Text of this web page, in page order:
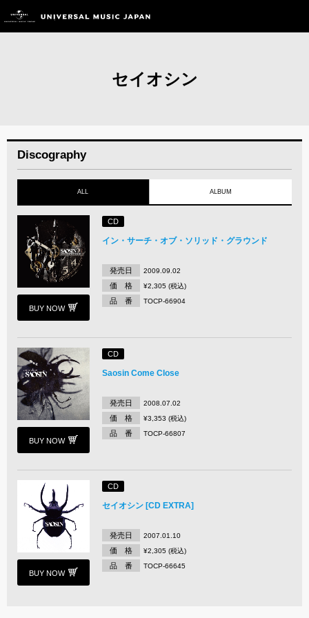
セイオシン
Discography
ALL ALBUM
BUY NOW
CD
イン・サーチ・オブ・ソリッド・グラウンド
発売日 2009.09.02
価 格 ¥2,305 (税込)
品 番 TOCP-66904
BUY NOW
CD
Saosin Come Close
発売日 2008.07.02
価 格 ¥3,353 (税込)
品 番 TOCP-66807
BUY NOW
CD
セイオシン [CD EXTRA]
発売日 2007.01.10
価 格 ¥2,305 (税込)
品 番 TOCP-66645